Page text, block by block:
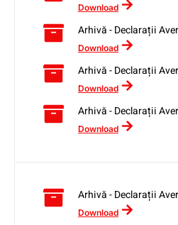
Download
Arhivă - Declarații
Download
Arhivă - Declarații
Download
Arhivă - Declarații
Download
Arhivă - Declarații
Download